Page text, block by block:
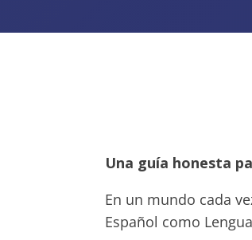
Una guía honesta
En un mundo cada
Español como